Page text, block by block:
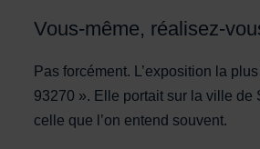
Vous-même, réalisez-
Pas forcément. L’exposition la
93270 ». Elle portait sur la ville de
celle que l’on entend souvent.